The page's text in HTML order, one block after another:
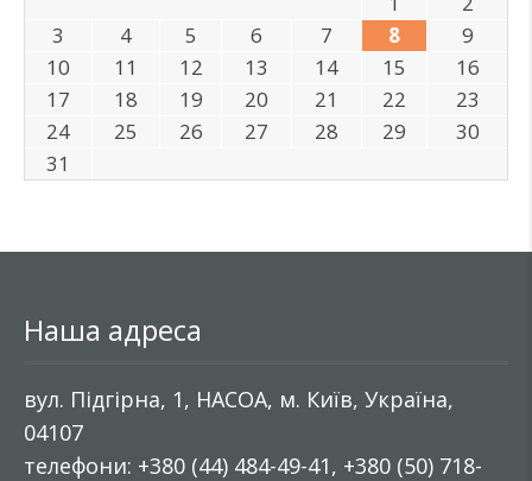
3
4 5 6 7 8
9
10
11 12 13 14 15
16
17
18 19 20 21 22
23
24
25 26 27 28 29
30
31
Наша адреса
вул. Підгірна, 1, НАСОА, м. Київ, Україна,
04107
телефони: +380 (44) 484-49-41, +380 (50) 718-